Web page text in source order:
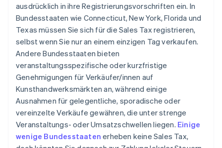
ausdrücklich in ihre Registrierungsvorschriften ein. In
Bundesstaaten wie Connecticut, New York, Florida und
Texas müssen Sie sich für die Sales Tax registrieren,
selbst wenn Sie nur an einem einzigen Tag verkaufen.
Andere Bundesstaaten bieten
veranstaltungsspezifische oder kurzfristige
Genehmigungen für Verkäufer/innen auf
Kunsthandwerksmärkten an, während einige
Ausnahmen für gelegentliche, sporadische oder
vereinzelte Verkäufe gewähren, die unter strenge
Veranstaltungs- oder Umsatzschwellen liegen. Einige
wenige Bundesstaaten erheben keine Sales Tax,